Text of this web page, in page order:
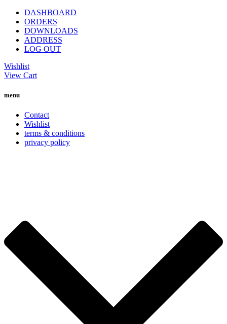
DASHBOARD
ORDERS
DOWNLOADS
ADDRESS
LOG OUT
Wishlist
View Cart
menu
Contact
Wishlist
terms & conditions
privacy policy